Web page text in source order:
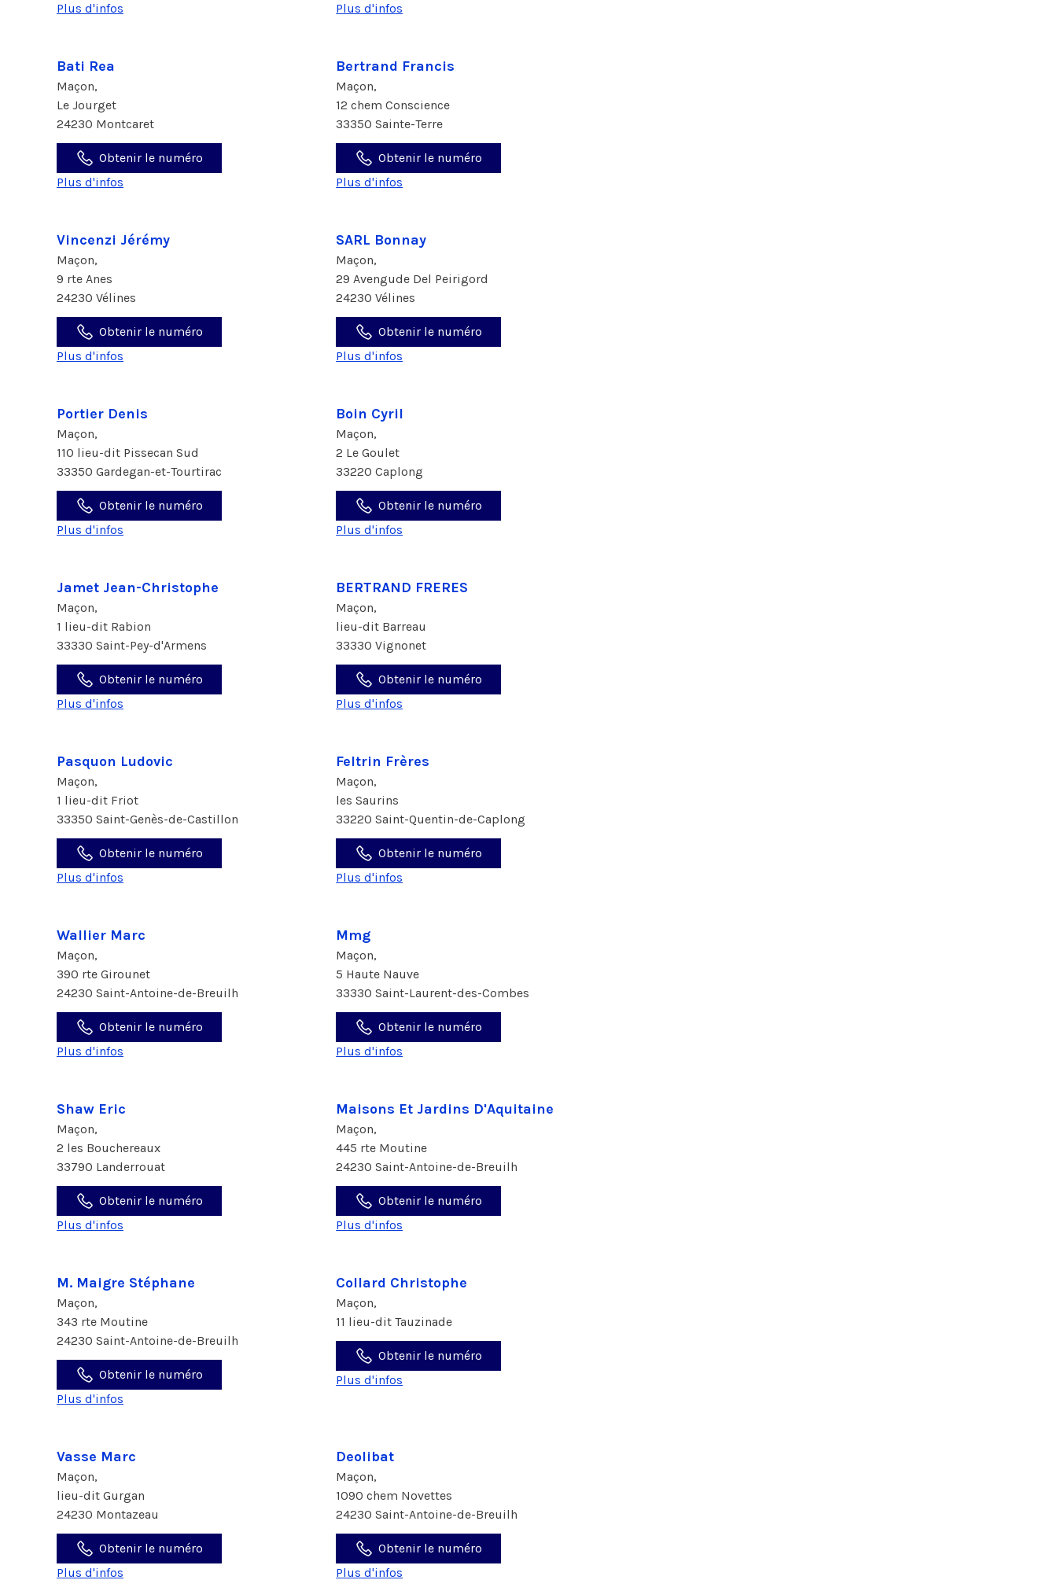
Plus d'infos
Plus d'infos
Bati Rea
Maçon,
Le Jourget
24230 Montcaret
Obtenir le numéro
Plus d'infos
Bertrand Francis
Maçon,
12 chem Conscience
33350 Sainte-Terre
Obtenir le numéro
Plus d'infos
Vincenzi Jérémy
Maçon,
9 rte Anes
24230 Vélines
Obtenir le numéro
Plus d'infos
SARL Bonnay
Maçon,
29 Avengude Del Peirigord
24230 Vélines
Obtenir le numéro
Plus d'infos
Portier Denis
Maçon,
110 lieu-dit Pissecan Sud
33350 Gardegan-et-Tourtirac
Obtenir le numéro
Plus d'infos
Boin Cyril
Maçon,
2 Le Goulet
33220 Caplong
Obtenir le numéro
Plus d'infos
Jamet Jean-Christophe
Maçon,
1 lieu-dit Rabion
33330 Saint-Pey-d'Armens
Obtenir le numéro
Plus d'infos
BERTRAND FRERES
Maçon,
lieu-dit Barreau
33330 Vignonet
Obtenir le numéro
Plus d'infos
Pasquon Ludovic
Maçon,
1 lieu-dit Friot
33350 Saint-Genès-de-Castillon
Obtenir le numéro
Plus d'infos
Feltrin Frères
Maçon,
les Saurins
33220 Saint-Quentin-de-Caplong
Obtenir le numéro
Plus d'infos
Wallier Marc
Maçon,
390 rte Girounet
24230 Saint-Antoine-de-Breuilh
Obtenir le numéro
Plus d'infos
Mmg
Maçon,
5 Haute Nauve
33330 Saint-Laurent-des-Combes
Obtenir le numéro
Plus d'infos
Shaw Eric
Maçon,
2 les Bouchereaux
33790 Landerrouat
Obtenir le numéro
Plus d'infos
Maisons Et Jardins D'Aquitaine
Maçon,
445 rte Moutine
24230 Saint-Antoine-de-Breuilh
Obtenir le numéro
Plus d'infos
M. Maigre Stéphane
Maçon,
343 rte Moutine
24230 Saint-Antoine-de-Breuilh
Obtenir le numéro
Plus d'infos
Collard Christophe
Maçon,
11 lieu-dit Tauzinade
Obtenir le numéro
Plus d'infos
Vasse Marc
Maçon,
lieu-dit Gurgan
24230 Montazeau
Obtenir le numéro
Plus d'infos
Deolibat
Maçon,
1090 chem Novettes
24230 Saint-Antoine-de-Breuilh
Obtenir le numéro
Plus d'infos